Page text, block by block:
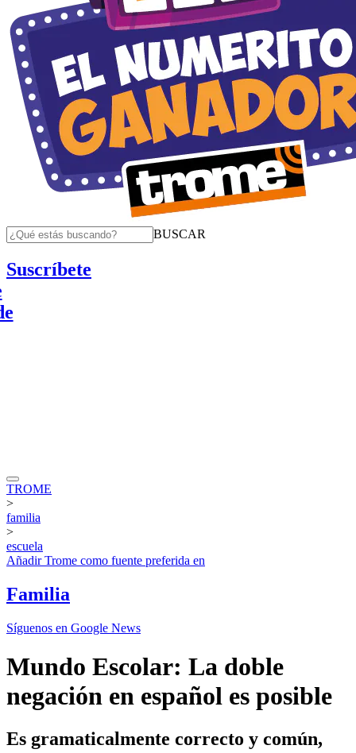
BUSCAR
Suscríbete
TROME
>
familia
>
escuela
AñadirTrome como fuente preferida en
Familia
Síguenos en Google News
Mundo Escolar: La doble
negación en español es posible
Es gramaticalmente correcto y común,